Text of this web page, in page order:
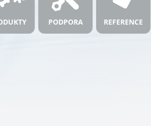
PODPORA REFERENCE